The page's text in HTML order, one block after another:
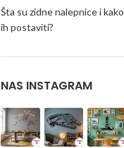
Šta su zidne nalepnice i kako
ih postaviti?
NAS INSTAGRAM